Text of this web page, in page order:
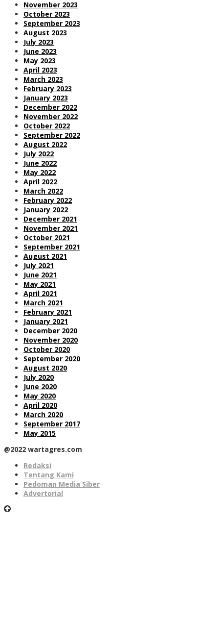
November 2023
October 2023
September 2023
August 2023
July 2023
June 2023
May 2023
April 2023
March 2023
February 2023
January 2023
December 2022
November 2022
October 2022
September 2022
August 2022
July 2022
June 2022
May 2022
April 2022
March 2022
February 2022
January 2022
December 2021
November 2021
October 2021
September 2021
August 2021
July 2021
June 2021
May 2021
April 2021
March 2021
February 2021
January 2021
December 2020
November 2020
October 2020
September 2020
August 2020
July 2020
June 2020
May 2020
April 2020
March 2020
September 2017
May 2015
@2022 wartagres.com
Redaksi
Tentang Kami
Pedoman Media Siber
Advertorial